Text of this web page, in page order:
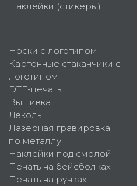
Наклейки (стикеры)
Носки с логотипом
Картонные стаканчики с
логотипом
DTF-печать
Вышивка
Деколь
Лазерная гравировка
по металлу
Наклейки под смолой
Печать на бейсболках
Печать на ручках